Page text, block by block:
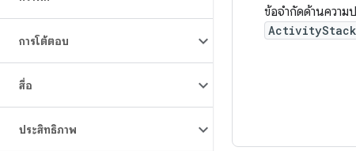
การโต้ตอบ
สื่อ
ประสิทธิภาพ
ข้อจำกัดด้านควา